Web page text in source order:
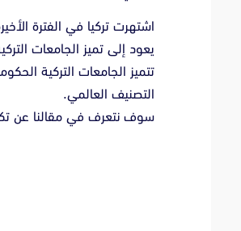
اشتهرت تركيا في الفترة
يعود إلى تميز الجامعات
تتميز الجامعات التركية
التصنيف العالمي.
سوف نتعرف في مقالنا عن